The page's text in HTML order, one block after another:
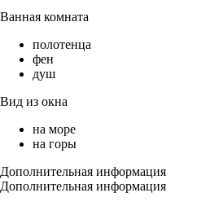
Ванная комната
полотенца
фен
душ
Вид из окна
на море
на горы
Дополнительная информация
Дополнительная информация